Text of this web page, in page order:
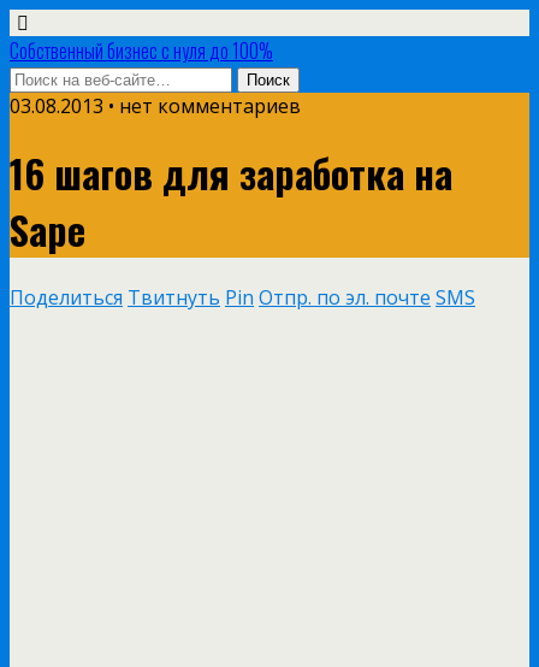
Собственный бизнес с нуля до 100%
03.08.2013 • нет комментариев
16 шагов для заработка на
Sape
Поделиться Твитнуть Pin Отпр. по эл. почте SMS